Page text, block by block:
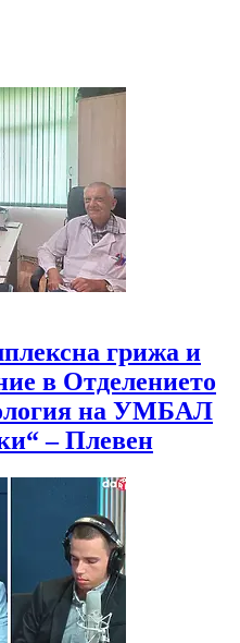
грижа и
в Отделението
на УМБАЛ
– Плевен